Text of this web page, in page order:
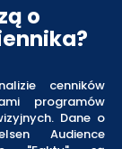
o
cenników
programów
Dane o
Audience